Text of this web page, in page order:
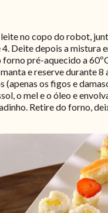
no copo do robot,
Deite depois a
forno pré-aquecido a
e reserve durante
os figos e
o mel e o óleo e
Retire do forno,